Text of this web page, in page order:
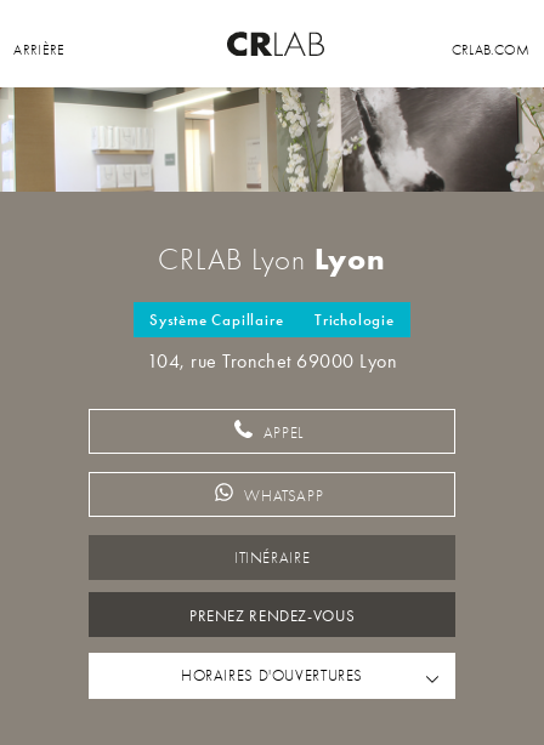
ARRIÈRE CRLAB.COM
CRLAB Lyon Lyon
Système Capillaire Trichologie
104, rue Tronchet 69000 Lyon
APPEL
WHATSAPP
ITINÉRAIRE
PRENEZ RENDEZ-VOUS
HORAIRES D'OUVERTURES